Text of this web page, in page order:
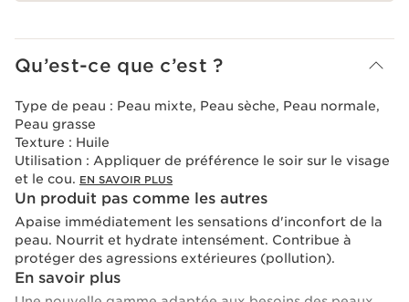
Qu’est-ce que c’est ?
Type de peau : Peau mixte, Peau sèche, Peau normale,
Peau grasse
Texture : Huile
Utilisation : Appliquer de préférence le soir sur le visage
et le cou. EN SAVOIR PLUS
Un produit pas comme les autres
Apaise immédiatement les sensations d'inconfort de la
peau. Nourrit et hydrate intensément. Contribue à
protéger des agressions extérieures (pollution).
En savoir plus